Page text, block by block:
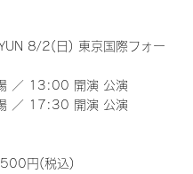
8/2(日) 東京国際フォー
／ 13:00 開演 公演
／ 17:30 開演 公演
円(税込)